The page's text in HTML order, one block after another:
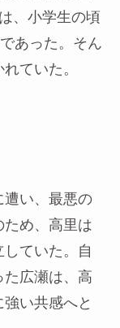
、小学生の頃
あった。そん
ていた。
遭い、最悪の
め、高里は
ていた。自
広瀬は、高
い共感へと